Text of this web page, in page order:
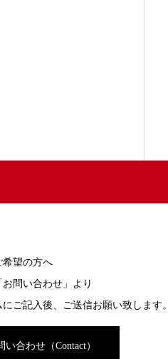
希望の方へ
問い合わせ」より
にご記入後、ご送信お願い致します。
い合わせ（Contact）